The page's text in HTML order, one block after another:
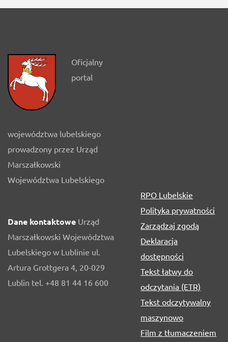
Oficjalny
portal
województwa lubelskiego
prowadzony przez Urząd
Marszałkowski
Województwa Lubelskiego
Dane kontaktowe Urząd
Marszałkowski Województwa
Lubelskiego w Lublinie ul.
Artura Grottgera 4, 20-029
Lublin tel. +48 81 44 16 600
RPO Lubelskie
Polityka prywatności
Zarządzaj zgodą
Deklaracja
dostępności
Tekst łatwy do
odczytania (ETR)
Tekst odczytywalny
maszynowo
Film z tłumaczeniem